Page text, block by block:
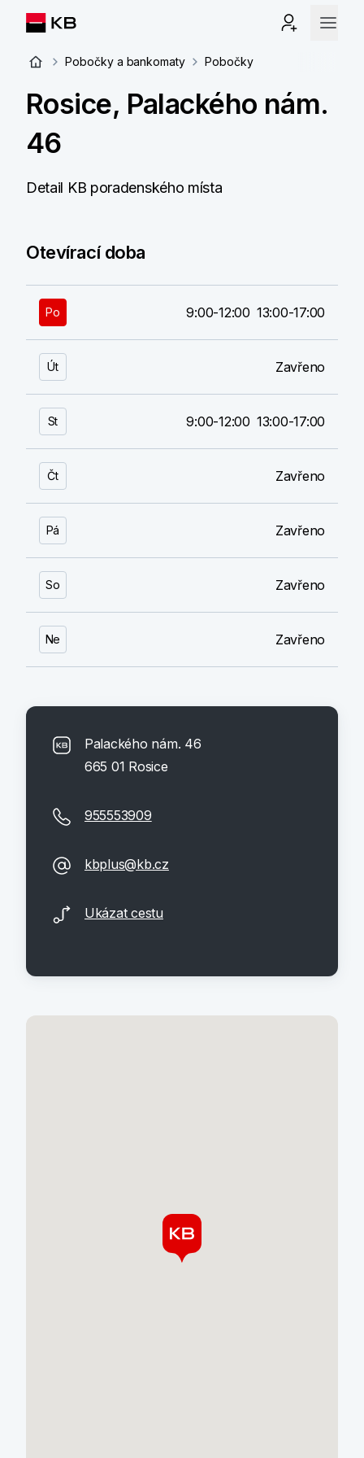
Pobočky a bankomaty Pobočky
Rosice, Palackého nám.
46
Detail KB poradenského místa
Otevírací doba
Po 9:00-12:00 13:00-17:00
Út Zavřeno
St 9:00-12:00 13:00-17:00
Čt Zavřeno
Pá Zavřeno
So Zavřeno
Ne Zavřeno
Palackého nám. 46
665 01 Rosice
955553909
kbplus@kb.cz
Ukázat cestu